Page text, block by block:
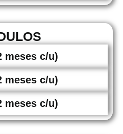
meses c/u)
meses c/u)
meses c/u)